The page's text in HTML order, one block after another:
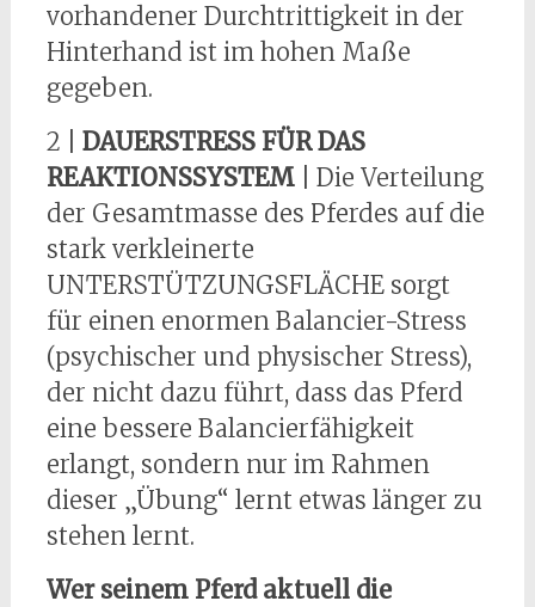
vorhandener Durchtrittigkeit in der
Hinterhand ist im hohen Maße
gegeben.
2 | DAUERSTRESS FÜR DAS
REAKTIONSSYSTEM| Die Verteilung
der Gesamtmasse des Pferdes auf die
stark verkleinerte
UNTERSTÜTZUNGSFLÄCHE sorgt
für einen enormen Balancier-Stress
(psychischer und physischer Stress),
der nicht dazu führt, dass das Pferd
eine bessere Balancierfähigkeit
erlangt, sondern nur im Rahmen
dieser „Übung“ lernt etwas länger zu
stehen lernt.
Wer seinem Pferd aktuell die